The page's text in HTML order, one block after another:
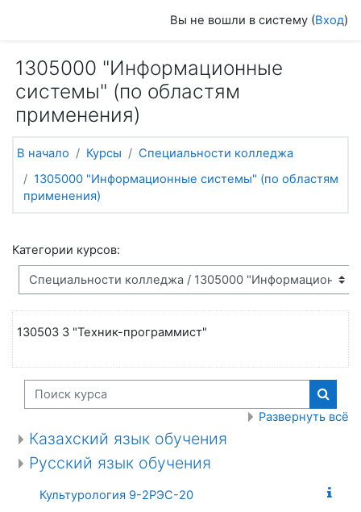
Вы не вошли в систему (Вход)
1305000 "Информационные
системы" (по областям
применения)
В начало Курсы
Специальности колледжа
1305000 "Информационные системы" (по областям
применения)
Категории курсов:
130503 3 "Техник-программист"
Поиск курса
Поиск
Развернуть всё
Казахский язык обучения
Русский язык обучения
Культурология 9-2РЭС-20